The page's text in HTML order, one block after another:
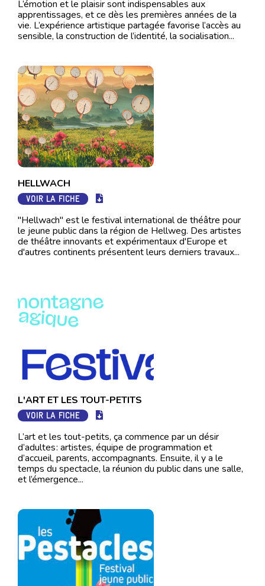
L’émotion et le plaisir sont indispensables aux
apprentissages, et ce dès les premières années de la
vie. L’expérience artistique partagée favorise l’accès au
sensible, la construction de l’identité, la socialisation...
HELLWACH
VOIR LA FICHE
"Hellwach" est le festival international de théâtre pour
le jeune public dans la région de Hellweg. Des artistes
de théâtre innovants et expérimentaux d'Europe et
d'autres continents présentent leurs derniers travaux...
L'ART ET LES TOUT-PETITS
VOIR LA FICHE
L’art et les tout-petits, ça commence par un désir
d’adultes : artistes, équipe de programmation et
d’accueil, parents, accompagnants. Ensuite, il y a le
temps du spectacle, la réunion du public dans une salle,
et l’émergence...